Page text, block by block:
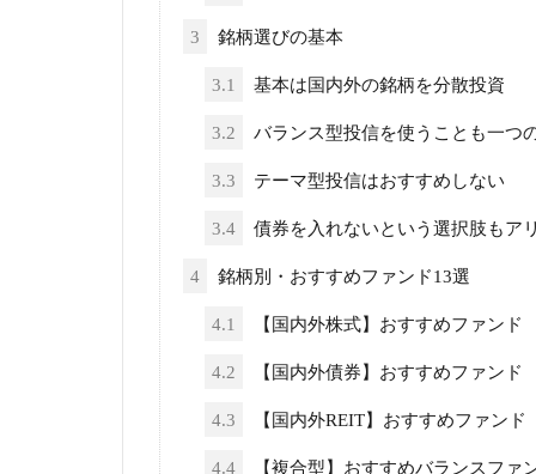
3 銘柄選びの基本
3.1 基本は国内外の銘柄を分散投資
3.2 バランス型投信を使うことも一つ
3.3 テーマ型投信はおすすめしない
3.4 債券を入れないという選択肢もアリ
4 銘柄別・おすすめファンド13選
4.1 【国内外株式】おすすめファンド
4.2 【国内外債券】おすすめファンド
4.3 【国内外REIT】おすすめファンド
4.4 【複合型】おすすめバランスファ